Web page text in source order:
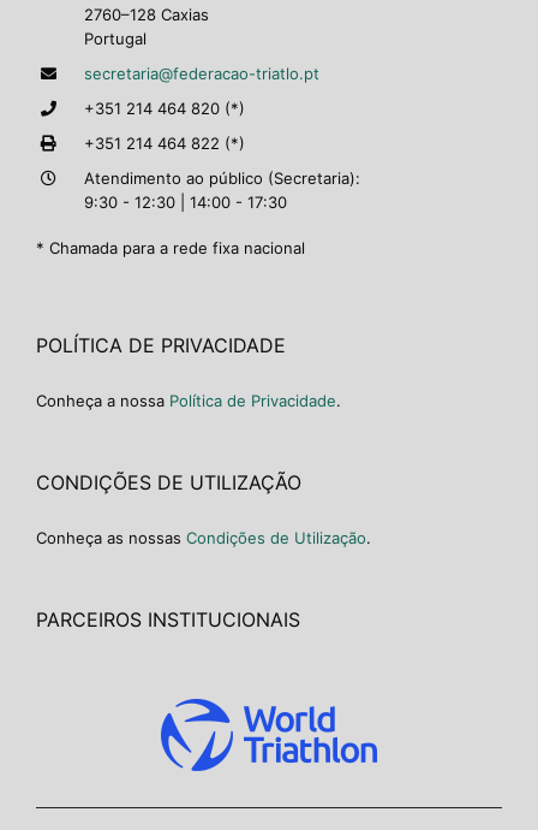
2760–128 Caxias
Portugal
secretaria@federacao-triatlo.pt
+351 214 464 820 (*)
+351 214 464 822 (*)
Atendimento ao público (Secretaria):
9:30 - 12:30 | 14:00 - 17:30
* Chamada para a rede fixa nacional
POLÍTICA DE PRIVACIDADE
Conheça a nossa Política de Privacidade.
CONDIÇÕES DE UTILIZAÇÃO
Conheça as nossas Condições de Utilização.
PARCEIROS INSTITUCIONAIS